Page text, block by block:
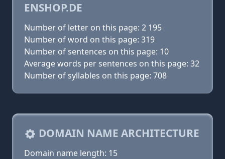
ENSHOP.DE
Number of letter on this page: 2 195
Number of word on this page: 319
Number of sentences on this page: 10
Average words per sentences on this page: 32
Number of syllables on this page: 708
DOMAIN NAME ARCHITECTURE
Domain name length: 15